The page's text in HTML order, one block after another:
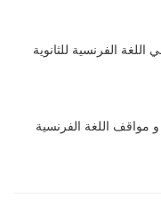
اللغة الفرنسية للثانوية
مواقف اللغة الفرنسية